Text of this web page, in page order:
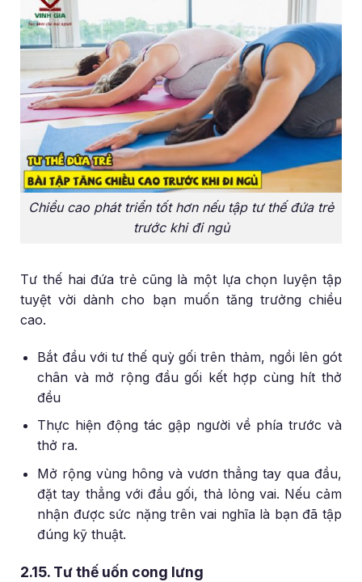
Chiều cao phát triển tốt hơn nếu tập tư thế đứa trẻ
trước khi đi ngủ
Tư thế hai đứa trẻ cũng là một lựa chọn luyện tập
tuyệt vời dành cho bạn muốn tăng trưởng chiều
cao.
Bắt đầu với tư thế quỳ gối trên thảm, ngồi lên gót
chân và mở rộng đầu gối kết hợp cùng hít thở
đều
Thực hiện động tác gập người về phía trước và
thở ra.
Mở rộng vùng hông và vươn thẳng tay qua đầu,
đặt tay thẳng với đầu gối, thả lỏng vai. Nếu cảm
nhận được sức nặng trên vai nghĩa là bạn đã tập
đúng kỹ thuật.
2.15. Tư thế uốn cong lưng